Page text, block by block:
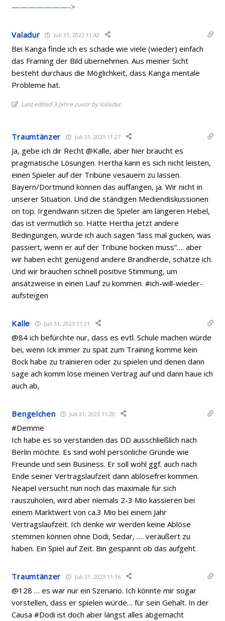
———————->
Valadur Juli 31, 2023 11:42
Bei Kanga finde ich es schade wie viele (wieder) einfach
das Framing der Bild übernehmen. Aus meiner Sicht
besteht durchaus die Möglichkeit, dass Kanga mentale
Probleme hat.
Last edited 3 Jahre zuvor by Valadur
Traumtänzer Juli 31, 2023 11:27
Ja, gebe ich dir Recht @Kalle, aber hier braucht es
pragmatische Lösungen. Hertha kann es sich nicht leisten,
einen Spieler auf der Tribüne vesauern zu lassen.
Bayern/Dortmund können das auffangen, ja. Wir nicht in
unserer Situation. Und die ständigen Mediendiskussionen
on top. Irgendwann sitzen die Spieler am längeren Hebel,
das ist vermutlich so. Hätte Hertha jetzt andere
Bedingungen, würde ich auch sagen “lass mal gucken, was
passiert, wenn er auf der Tribüne hocken muss”…. aber
wir haben echt genügend andere Brandherde, schätze ich.
Und wir brauchen schnell positive Stimmung, um
ansatzweise in einen Lauf zu kommen. #ich-will-wieder-
aufsteigen
Kalle Juli 31, 2023 11:21
@84 ich befürchte nur, dass es evtl. Schule machen würde
bei, wenn Ick immer zu spät zum Training komme kein
Bock habe zu trainieren oder zu spielen und denen dann
sage ach komm löse meinen Vertrag auf und dann haue ich
auch ab,
Bengelchen Juli 31, 2023 11:20
#Demme
Ich habe es so verstanden das DD ausschließlich nach
Berlin möchte. Es sind wohl persönliche Gründe wie
Freunde und sein Business. Er soll wohl ggf. auch nach
Ende seiner Vertragslaufzeit dann ablösefrei kommen.
Neapel versucht nun noch das maximale für sich
rauszuholen, wird aber niemals 2-3 Mio kassieren bei
einem Marktwert von ca.3 Mio bei einem Jahr
Vertragslaufzeit. Ich denke wir werden keine Ablöse
stemmen können ohne Dodi, Sedar, …. veräußert zu
haben. Ein Spiel auf Zeit. Bin gespannt ob das aufgeht.
Traumtänzer Juli 31, 2023 11:16
@128 … es war nur ein Szenario. Ich könnte mir sogar
vorstellen, dass er spielen würde… für sein Gehalt. In der
Causa #Dodi ist doch aber längst alles abgemacht